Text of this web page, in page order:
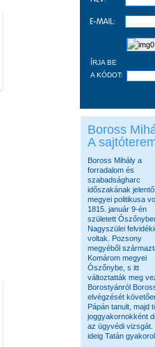
ÍRJA BE
A KÓDOT:
Boross
A
Boross Mihály a
forradalom és
szabadságharc
időszakának
megyei politikusa
1815. január 9-én
született
Nagyszülei
voltak. Pozsony
megyéből
Komárom megyei
Ószőnybe, s itt
változtatták meg
Borostyánról
elvégzését
Pápán tanult, majd
joggyakornokként
az ügyvédi
ideig Tatán